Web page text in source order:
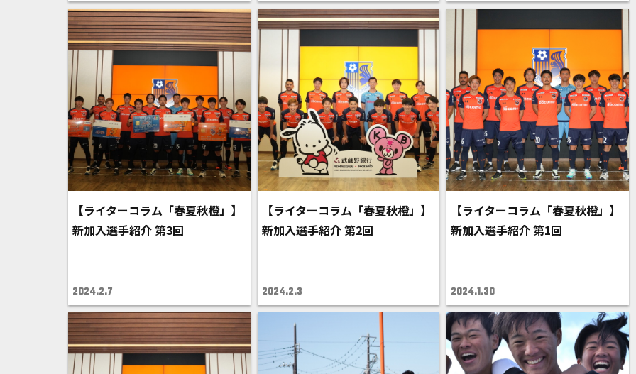
【ライターコラム「春夏秋橙」】
新加入選手紹介 第3回
2024.2.7
【ライターコラム「春夏秋橙」】
新加入選手紹介 第2回
2024.2.3
【ライターコラム「春夏秋橙」】
新加入選手紹介 第1回
2024.1.30